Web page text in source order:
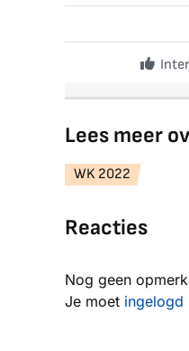
Lees meer
WK 2022
Reacties
Nog geen
Je moet ingelogd